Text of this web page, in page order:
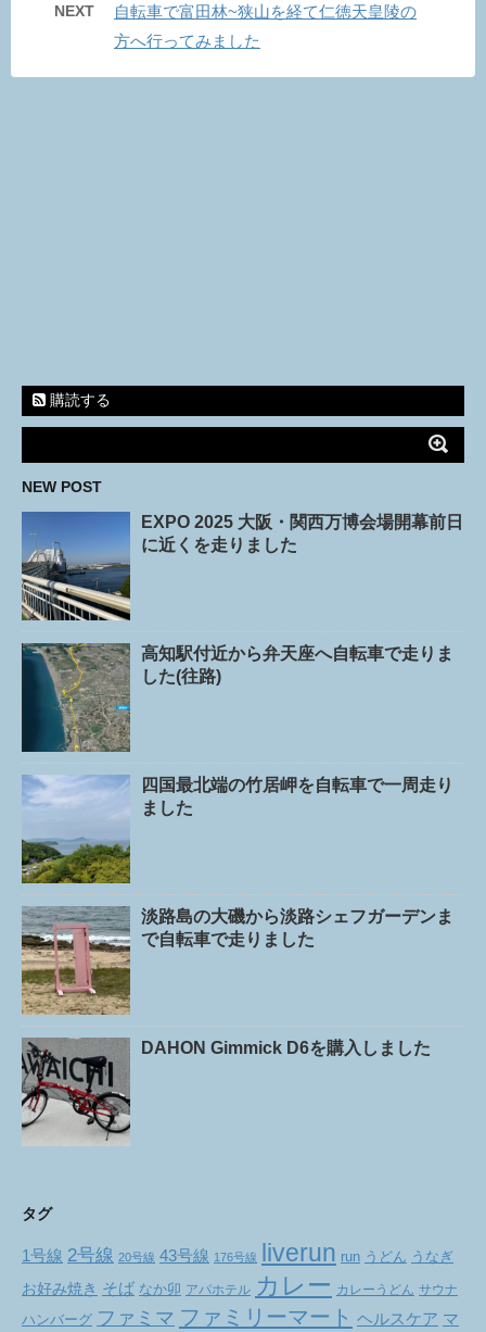
NEXT
自転車で富田林~狭山を経て仁徳天皇陵の
方へ行ってみました
購読する
NEW POST
EXPO 2025 大阪・関西万博会場開幕前日
に近くを走りました
高知駅付近から弁天座へ自転車で走りま
した(往路)
四国最北端の竹居岬を自転車で一周走り
ました
淡路島の大磯から淡路シェフガーデンま
で自転車で走りました
DAHON Gimmick D6を購入しました
タグ
1号線 2号線 20号線 43号線 176号線 liverun run うどん うなぎ
お好み焼き そば なか卯 アパホテル カレー カレーうどん サウナ
ハンバーグ ファミマ ファミリーマート ヘルスケア マ